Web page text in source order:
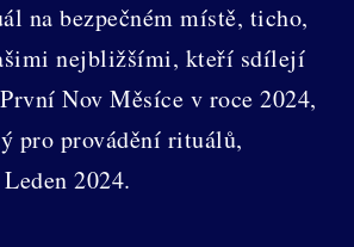
na bezpečném místě, ticho,
nejbližšími, kteří sdílejí
Nov Měsíce v roce 2024,
pro provádění rituálů,
2024.